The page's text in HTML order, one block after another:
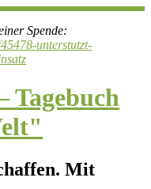
Spende:
unterstutzt-
Tagebuch
Mit